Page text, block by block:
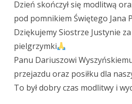
Dzień skończył się modlitwą
pod pomnikiem Świętego Jana
Dziękujemy Siostrze Justynie
pielgrzymki
Panu Dariuszowi
przejazdu oraz posiłku dla
To był dobry czas modlitwy i